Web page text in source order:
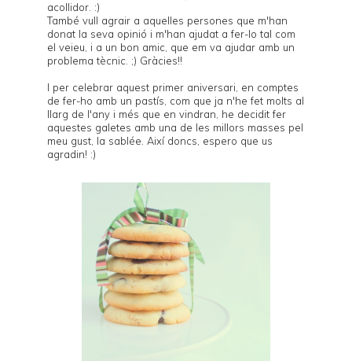
acollidor. :)
També vull agrair a aquelles persones que m'han
donat la seva opinió i m'han ajudat a fer-lo tal com
el veieu, i a un bon amic, que em va ajudar amb un
problema tècnic. ;) Gràcies!!
I per celebrar aquest primer aniversari, en comptes
de fer-ho amb un pastís, com que ja n'he fet molts al
llarg de l'any i més que en vindran, he decidit fer
aquestes galetes amb una de les millors masses pel
meu gust, la sablée. Així doncs, espero que us
agradin! :)